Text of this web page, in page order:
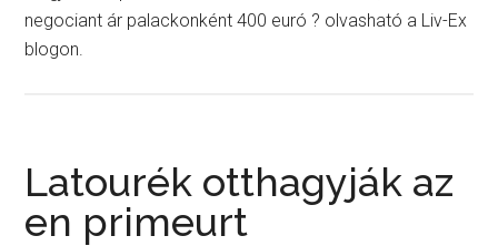
negociant ár palackonként 400 euró ? olvasható a Liv-Ex
blogon.
Latourék otthagyják az
en primeurt